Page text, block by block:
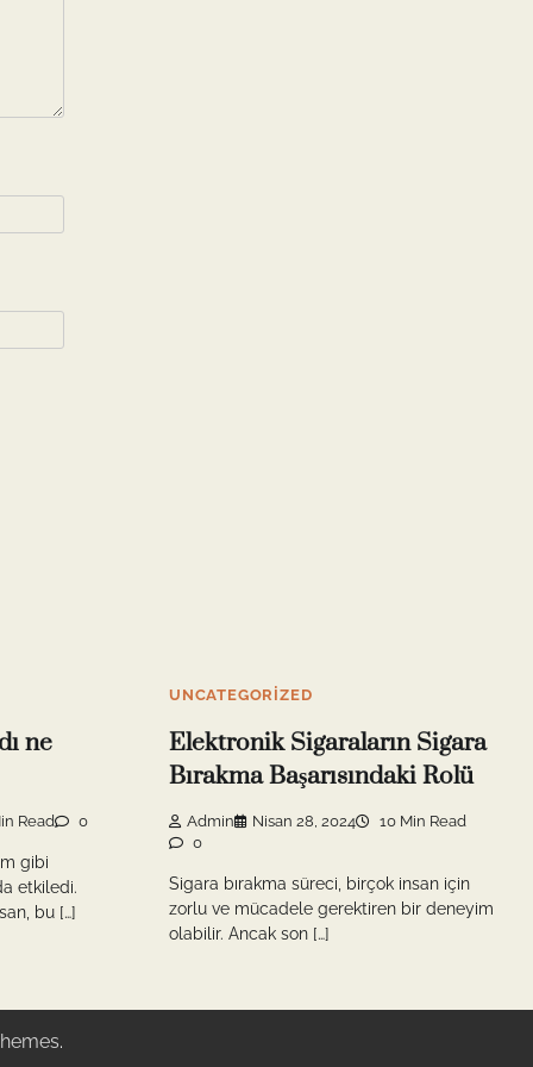
ne
Read 0
gibi
etkiledi.
bu […]
UNCATEGORIZED
Elektronik Sigaraların Sigara
Bırakma Başarısındaki Rolü
Admin Nisan 28, 2024
10 Min Read
0
Sigara bırakma süreci, birçok insan için
zorlu ve mücadele gerektiren bir deneyim
olabilir. Ancak son […]
.